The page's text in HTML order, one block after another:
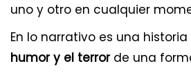
uno y otro en cualquier
En lo narrativo es una
humor y el terrorde una